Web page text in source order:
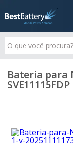
Bateria para
SVE11115FDP